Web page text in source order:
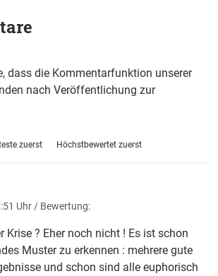
dass die Kommentarfunktion unserer
nach Veröffentlichung zur
zuerst Höchstbewertet zuerst
Uhr / Bewertung:
Krise ? Eher noch nicht ! Es ist schon
Muster zu erkennen : mehrere gute
und schon sind alle euphorisch